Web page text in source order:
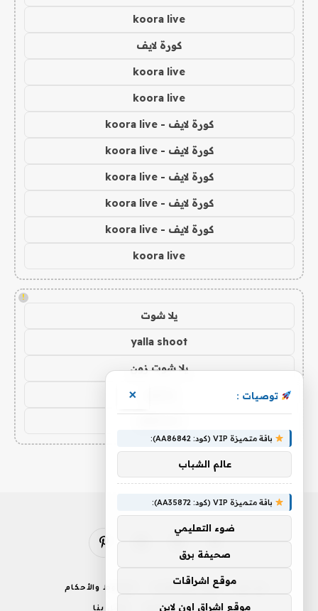
koora live
كورة لايف
koora live
koora live
كورة لايف - koora live
كورة لايف - koora live
كورة لايف - koora live
كورة لايف - koora live
كورة لايف - koora live
koora live
!
يلا شوت
yalla shoot
يلا شوت زون
توصيات : ×
باقة متميزة VIP (كود: AA86842):
عالم الشباب
باقة متميزة VIP (كود: AA35872):
ضوء التعليمي
صحيفة برق
موقع اشراقات
موقع اشراق اون لاين
فيسبوك الانستغرامبينتيريست
إخلاء المسؤولية الشروط والأحكام
سياسة الخصوصية اتصل بنا